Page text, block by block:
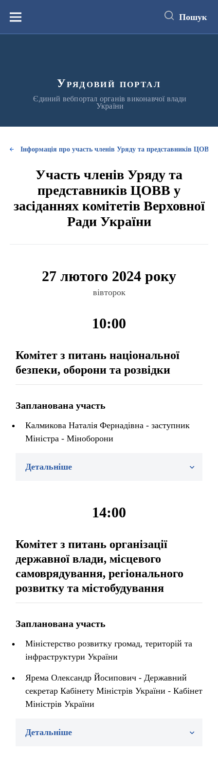
вмістуМеню Пошук
Урядовий портал
Єдиний вебпортал органів виконавчої влади
України
Інформація про участь членів Уряду та представників ЦОВВ
Участь членів Уряду та
представників ЦОВВ у
засіданнях комітетів Верховної
Ради України
27 лютого 2024 року
вівторок
10:00
Комітет з питань національної
безпеки, оборони та розвідки
Запланована участь
Калмикова Наталія Фернадівна - заступник
Міністра - Міноборони
Детальніше
14:00
Комітет з питань організації
державної влади, місцевого
самоврядування, регіонального
розвитку та містобудування
Запланована участь
Міністерство розвитку громад, територій та
інфраструктури України
Ярема Олександр Йосипович - Державний
секретар Кабінету Міністрів України - Кабінет
Міністрів України
Детальніше